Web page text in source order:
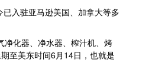
入驻亚马逊美国、加拿大等多
化器、净水器、榨汁机、烤
至美东时间6月14日，也就是